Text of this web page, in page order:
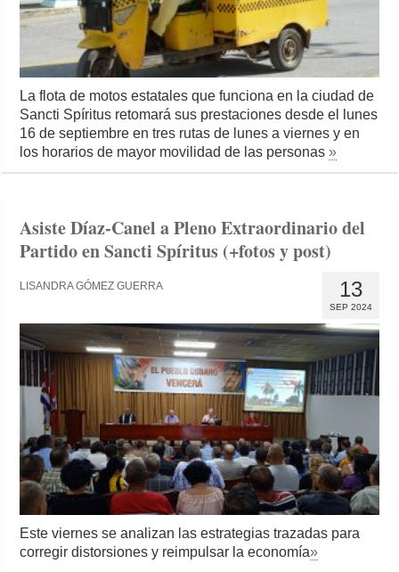
La flota de motos estatales que funciona en la ciudad de
Sancti Spíritus retomará sus prestaciones desde el lunes
16 de septiembre en tres rutas de lunes a viernes y en
los horarios de mayor movilidad de las personas»
Asiste Díaz-Canel a Pleno Extraordinario del
Partido en Sancti Spíritus (+fotos y post)
13
SEP 2024
LISANDRA GÓMEZ GUERRA
Este viernes se analizan las estrategias trazadas para
corregir distorsiones y reimpulsar la economía»